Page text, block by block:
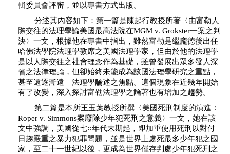
輯委員會評審，並以專書方式出版。
分述其內容如下：第一篇是陳起行教授所著〈由富勒人
際交往的法理學論美國最高法院在MGM v. Grokster一案之判
決〉一文，根據他在專書中指出，雖然富勒是繼龐德後出任
哈佛法學院法理學教席之美國法理學家，但由於他的法理學
是以人際交往之社會理念作為基礎，雖曾發展出眾多發人深
省之法律理論，但卻始終未能成為該國法理學研究之重點，
甚至還逐漸遠離法理學論述之焦點。這個現象在近幾年開始
有了改變，深入探討富勒法理學之論著也有增加之趨勢。
第二篇是本所王玉葉教授所撰〈美國死刑制度的演進：
Roper v. Simmons案廢除少年犯死刑之意義〉一文，她在該
文中強調，美國從七○年代末期起，即加重使用死刑以對付
日趨嚴重之暴力犯罪問題，並是世界上處死最多少年犯之國
家，至二十一世紀以後，更成為世界僅存判處少年犯死刑之